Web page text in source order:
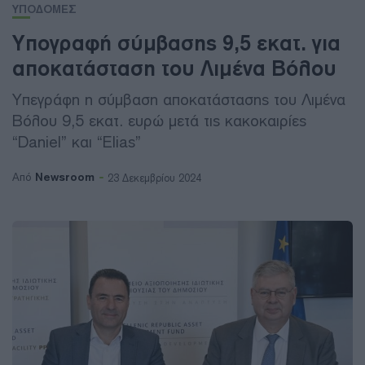
ΥΠΟΔΟΜΕΣ
Υπογραφή σύμβασης 9,5 εκατ. για
αποκατάσταση του Λιμένα Βόλου
Υπεγράφη η σύμβαση αποκατάστασης του Λιμένα
Βόλου 9,5 εκατ. ευρώ μετά τις κακοκαιρίες
“Daniel” και “Elias”
Από Newsroom 23 Δεκεμβρίου 2024